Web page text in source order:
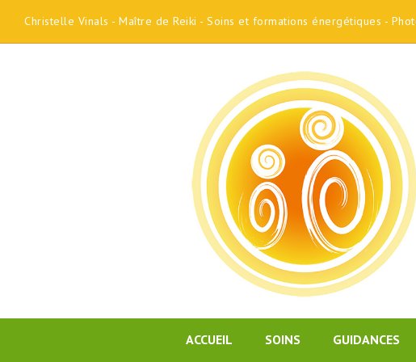
Christelle Vinals - Maître de Reiki - Soins et formations énergétiques -
ACCUEIL SOINS GUIDANCES